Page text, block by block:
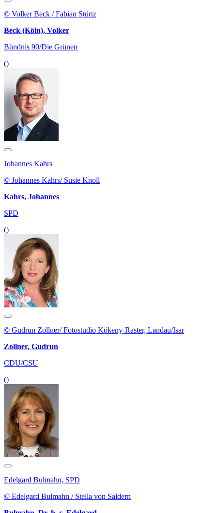
© Volker Beck / Fabian Stürtz
Beck (Köln), Volker
Bündnis 90/Die Grünen
()
Johannes Kahrs
© Johannes Kahrs/ Susie Knoll
Kahrs, Johannes
SPD
()
© Gudrun Zollner/ Fotostudio Kökeny-Raster, Landau/Isar
Zollner, Gudrun
CDU/CSU
()
Edelgard Bulmahn, SPD
© Edelgard Bulmahn / Stella von Saldern